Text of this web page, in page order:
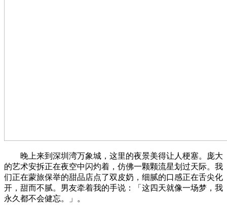
晚上来到深圳湾万象城，这里的夜景美得让人梗塞。庞大
的艺术安拆正在夜空中闪灼着，仿佛一颗颗流星划过天际。我
们正在蒙旅保举的甜品店点了双皮奶，细腻的口感正在舌尖化
开，甜而不腻。男友牵着我的手说：「这四天就像一场梦，我
永久都不会健忘。」。